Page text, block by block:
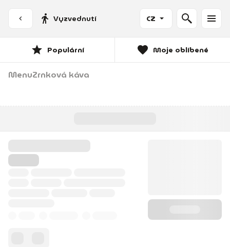
Vyzvednutí CZ
Populární Moje oblíbené
MenuZrnková káva